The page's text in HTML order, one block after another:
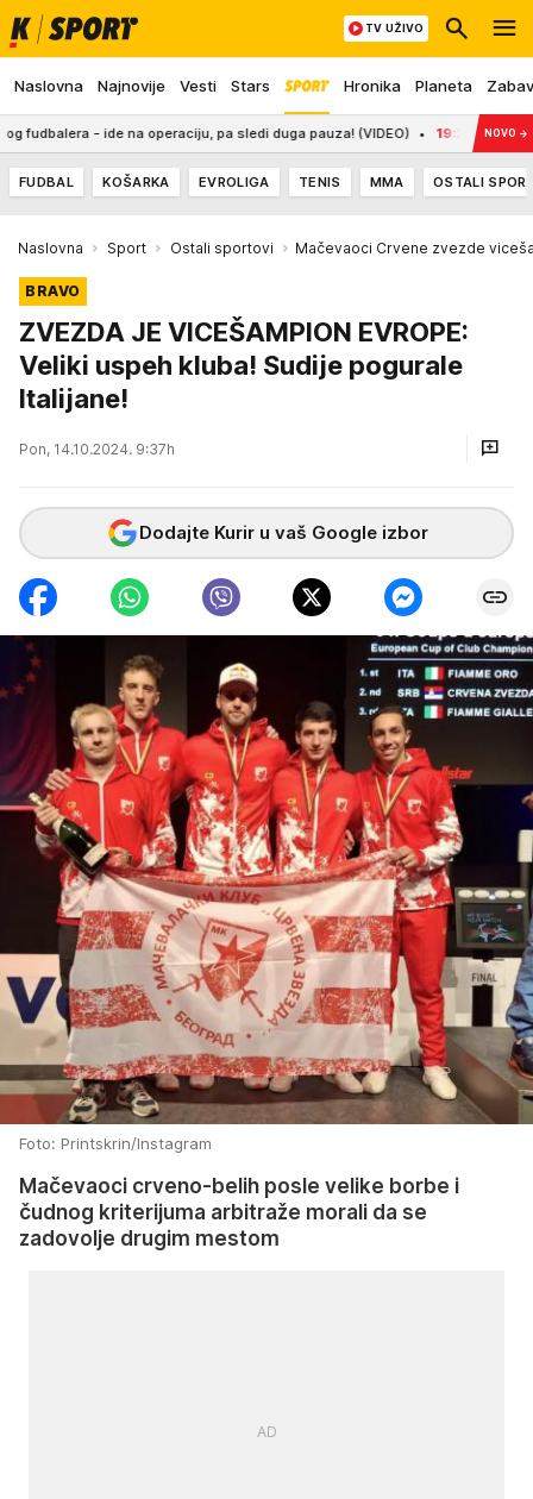
Naslovna Najnovije Vesti Stars Hronika Planeta
TV UŽIVO
- ide na operaciju, pa sledi duga pauza! (VIDEO) 19:20 DRAMATIČNO
NOVO →
FUDBAL KOŠARKA EVROLIGA TENIS MMA OSTALI
Naslovna Sport Ostali sportovi Mačevaoci Crvene zvezde
BRAVO
ZVEZDA JE VICEŠAMPION EVROPE:
Veliki uspeh kluba! Sudije pogurale
Italijane!
Pon, 14.10.2024. 9:37h
Dodajte Kurir u vaš Google izbor
Foto: Printskrin/Instagram
Mačevaoci crveno-belih posle velike borbe i
čudnog kriterijuma arbitraže morali da se
zadovolje drugim mestom